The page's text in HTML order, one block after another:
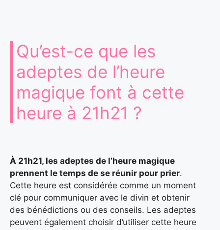
Qu’est-ce que les
adeptes de l’heure
magique font à cette
heure à 21h21 ?
À 21h21, les adeptes de l’heure magique
prennent le temps de se réunir pour prier.
Cette heure est considérée comme un moment
clé pour communiquer avec le divin et obtenir
des bénédictions ou des conseils. Les adeptes
peuvent également choisir d’utiliser cette heure